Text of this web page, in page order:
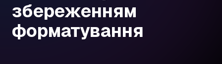
збереженням
форматування